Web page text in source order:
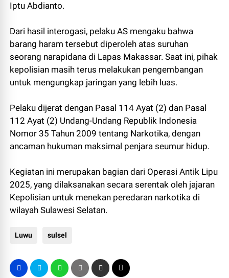
Iptu Abdianto.
Dari hasil interogasi, pelaku AS mengaku bahwa
barang haram tersebut diperoleh atas suruhan
seorang narapidana di Lapas Makassar. Saat ini, pihak
kepolisian masih terus melakukan pengembangan
untuk mengungkap jaringan yang lebih luas.
Pelaku dijerat dengan Pasal 114 Ayat (2) dan Pasal
112 Ayat (2) Undang-Undang Republik Indonesia
Nomor 35 Tahun 2009 tentang Narkotika, dengan
ancaman hukuman maksimal penjara seumur hidup.
Kegiatan ini merupakan bagian dari Operasi Antik Lipu
2025, yang dilaksanakan secara serentak oleh jajaran
Kepolisian untuk menekan peredaran narkotika di
wilayah Sulawesi Selatan.
Luwu sulsel